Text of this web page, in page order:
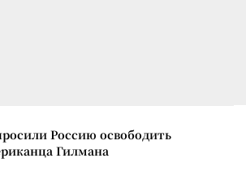
Россию освободить
Гилмана